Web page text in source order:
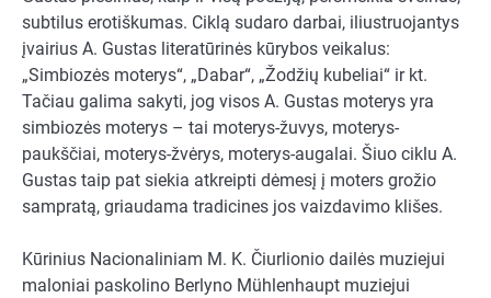
subtilus erotiškumas. Ciklą sudaro darbai, iliustruojantys
įvairius A. Gustas literatūrinės kūrybos veikalus:
„Simbiozės moterys“, „Dabar“, „Žodžių kubeliai“ ir kt.
Tačiau galima sakyti, jog visos A. Gustas moterys yra
simbiozės moterys – tai moterys-žuvys, moterys-
paukščiai, moterys-žvėrys, moterys-augalai. Šiuo ciklu A.
Gustas taip pat siekia atkreipti dėmesį į moters grožio
sampratą, griaudama tradicines jos vaizdavimo klišes.
Kūrinius Nacionaliniam M. K. Čiurlionio dailės muziejui
maloniai paskolino Berlyno Mühlenhaupt muziejui